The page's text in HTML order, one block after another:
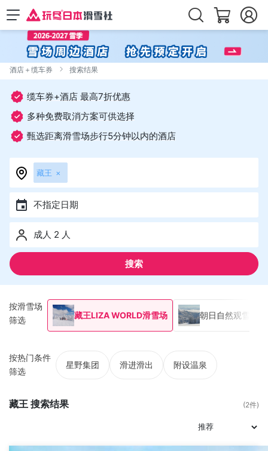
酒店＋缆车券 搜索结果
缆车券+酒店 最高7折优惠
多种免费取消方案可供选择
甄选距离滑雪场步行5分钟以内的酒店
藏王 ×
不指定日期
成人 2 人
搜索
按滑雪场
筛选
藏王LIZA WORLD滑雪场 朝日自然观雪乐
按热门条件
筛选
星野集团 滑进滑出 附设温泉
藏王 搜索结果 (2件)